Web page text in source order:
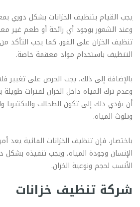
يجب القيام بتنظيف الخزانات بشكل دوري
وعند الشعور بوجود أي رائحة أو طعم غير
تنظيف الخزان على الفور. كما يجب التأكد
التنظيف باستخدام مواد معقمة خاصة.
بالإضافة إلى ذلك، يجب الحرص على تغيير
وعدم ترك المياه داخل الخزان لفترات
أن يؤدي ذلك إلى تكون الطحالب والبكتيريا
وتلوث المياه.
باختصار، فإن تنظيف الخزانات المائية يعد
الإنسان وجودة المياه، ويجب تنفيذه بشكل
الأنسب لحجم ونوعية الخزان.
شركة تنظيف خزانات